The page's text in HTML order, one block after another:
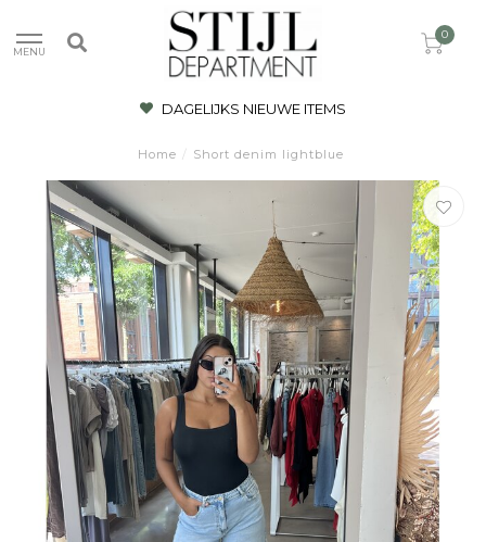
MENU
0
DAGELIJKS NIEUWE ITEMS
Home / Short denim lightblue